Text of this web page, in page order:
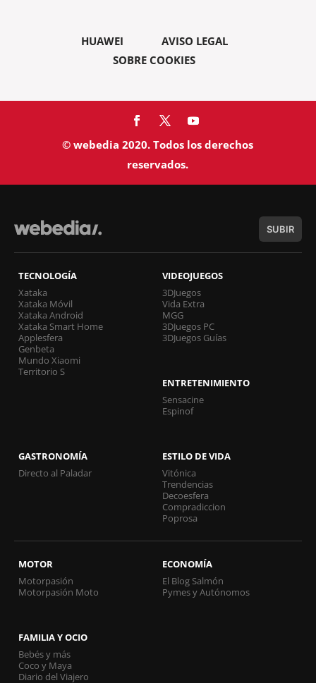
HUAWEI
AVISO LEGAL
SOBRE COOKIES
© webedia 2020. Todos los derechos
reservados.
SUBIR
TECNOLOGÍA
Xataka
Xataka Móvil
Xataka Android
Xataka Smart Home
Applesfera
Genbeta
Mundo Xiaomi
Territorio S
VIDEOJUEGOS
3DJuegos
Vida Extra
MGG
3DJuegos PC
3DJuegos Guías
ENTRETENIMIENTO
Sensacine
Espinof
GASTRONOMÍA
Directo al Paladar
ESTILO DE VIDA
Vitónica
Trendencias
Decoesfera
Compradiccion
Poprosa
MOTOR
Motorpasión
Motorpasión Moto
ECONOMÍA
El Blog Salmón
Pymes y Autónomos
FAMILIA Y OCIO
Bebés y más
Coco y Maya
Diario del Viajero